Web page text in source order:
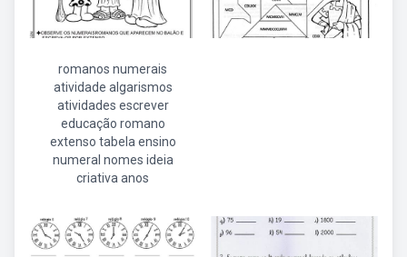
romanos numerais
atividade algarismos
atividades escrever
educação romano
extenso tabela ensino
numeral nomes ideia
criativa anos